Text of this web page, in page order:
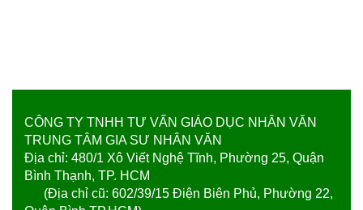
CÔNG TY TNHH TƯ VẤN GIÁO DỤC NHÂN VĂN
TRUNG TÂM GIA SƯ NHÂN VĂN
Địa chỉ: 480/1 Xô Viết Nghệ Tĩnh, Phường 25, Quận
Bình Thạnh, TP. HCM
(Địa chỉ cũ: 602/39/15 Điện Biên Phủ, Phường 22,